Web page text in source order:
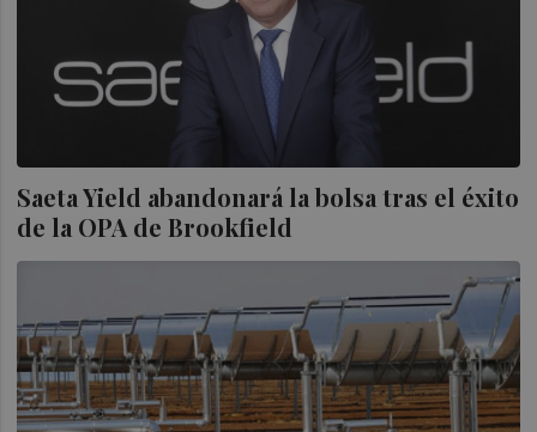
Saeta Yield abandonará la bolsa tras el éxito
de la OPA de Brookfield